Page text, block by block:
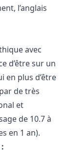
l’anglais
avec
d’être sur un
en plus d’être
de très
et
de 10.7 à
en 1 an).